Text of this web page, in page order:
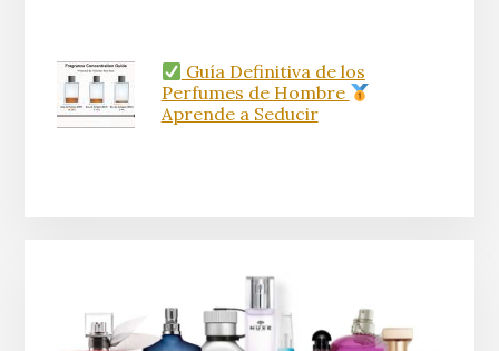
Guía Definitiva de los
Perfumes de Hombre
Aprende a Seducir